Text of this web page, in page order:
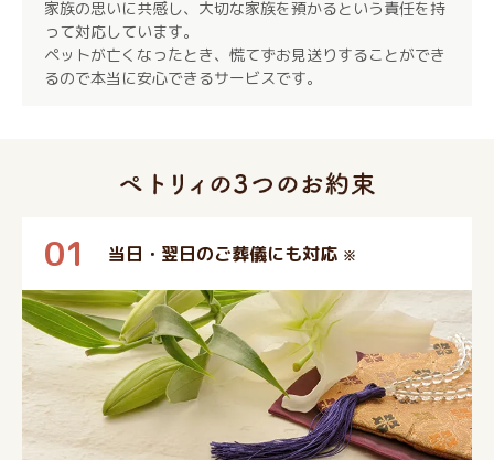
家族の思いに共感し、大切な家族を預かるという責任を持
って対応しています。
ペットが亡くなったとき、慌てずお見送りすることができ
るので本当に安心できるサービスです。
01 当日・翌日のご葬儀にも対応 ※